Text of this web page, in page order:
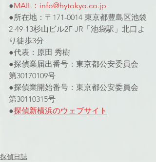
●MAIL：info@hytokyo.co.jp
●所在地：〒171-0014 東京都豊島区池袋
2-49-13杉山ビル2F JR「池袋駅」北口よ
り徒歩3分
●代表：原田 秀樹
●探偵業届出番号：東京都公安委員会
第30170109号
●探偵業開始番号：東京都公安委員会
第30110315号
●探偵新横浜のウェブサイト
探偵日誌